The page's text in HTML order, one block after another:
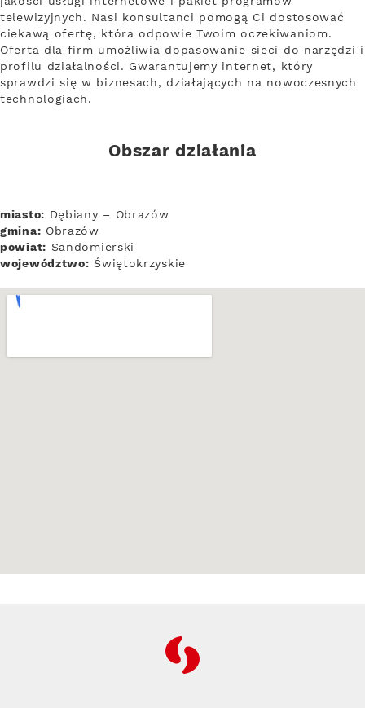
telewizyjnych. Nasi konsultanci pomogą Ci dostosować
ciekawą ofertę, która odpowie Twoim oczekiwaniom.
Oferta dla firm umożliwia dopasowanie sieci do narzędzi i
profilu działalności. Gwarantujemy internet, który
sprawdzi się w biznesach, działających na nowoczesnych
technologiach.
Obszar działania
miasto: Dębiany – Obrazów
gmina: Obrazów
powiat: Sandomierski
województwo: Świętokrzyskie
RFC